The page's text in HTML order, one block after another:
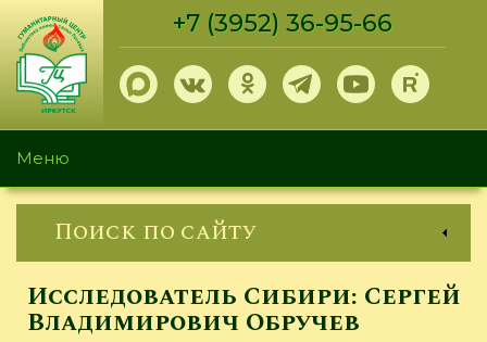
Перейти
основному
содержанию
+7 (3952) 36-95-66
Меню
Поиск по сайту
Исследователь Сибири: Сергей
Владимирович Обручев